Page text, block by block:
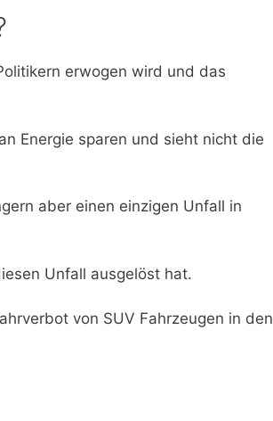
erwogen wird und das
Energie sparen und sieht nicht die
aber einen einzigen Unfall in
Unfall ausgelöst hat.
von SUV Fahrzeugen in den